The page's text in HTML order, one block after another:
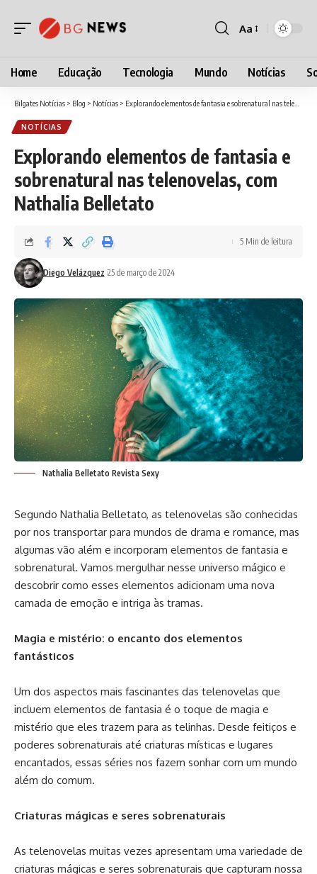
Font
Aa
Home Educação Tecnologia Mundo Notícias
Bilgates Notícias > Blog > Notícias > Explorando elementos de fantasia e sobrenatural nas telenovelas, com Nathalia Belletato
NOTÍCIAS
Explorando elementos de fantasia e
sobrenatural nas telenovelas, com
Nathalia Belletato
Diego Velázquez 25 de março de 2024
5 Min de leitura
Nathalia Belletato Revista Sexy
Segundo Nathalia Belletato, as telenovelas são conhecidas
por nos transportar para mundos de drama e romance, mas
algumas vão além e incorporam elementos de fantasia e
sobrenatural. Vamos mergulhar nesse universo mágico e
descobrir como esses elementos adicionam uma nova
camada de emoção e intriga às tramas.
Magia e mistério: o encanto dos elementos
fantásticos
Um dos aspectos mais fascinantes das telenovelas que
incluem elementos de fantasia é o toque de magia e
mistério que eles trazem para as telinhas. Desde feitiços e
poderes sobrenaturais até criaturas místicas e lugares
encantados, essas séries nos fazem sonhar com um mundo
além do comum.
Criaturas mágicas e seres sobrenaturais
As telenovelas muitas vezes apresentam uma variedade de
criaturas mágicas e seres sobrenaturais que capturam nossa